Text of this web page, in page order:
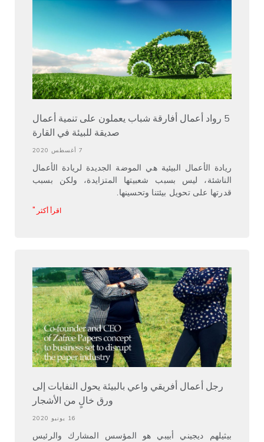
5 رواد أعمال أفارقة شباب يعملون على تنمية أعمال
صديقة للبيئة في القارة
7 أغسطس 2020
ريادة الأعمال البيئية هي الموضة الجديدة لريادة الأعمال
الناشئة، ليس بسبب شعبيتها المتزايدة، ولكن بسبب
قدرتها على تحويل بيئتنا وتحسينها.
اقرأ أكثر "
رجل أعمال أفريقي واعي بالبيئة يحول النفايات إلى
ورق خالٍ من الأشجار
16 يونيو 2020
بيثيلهم ديجيني أبيبي هو المؤسس المشارك والرئيس